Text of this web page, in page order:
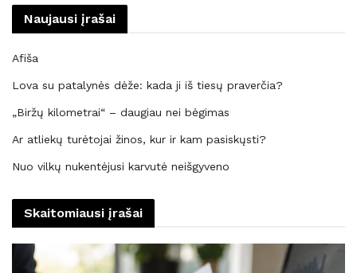
Naujausi įrašai
Afiša
Lova su patalynės dėže: kada ji iš tiesų praverčia?
„Biržų kilometrai“ – daugiau nei bėgimas
Ar atliekų turėtojai žinos, kur ir kam pasiskųsti?
Nuo vilkų nukentėjusi karvutė neišgyveno
Skaitomiausi įrašai